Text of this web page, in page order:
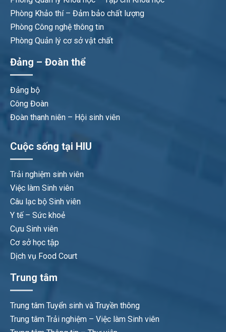
Phòng Khảo thí – Đảm bảo chất lượng
Phòng Công nghệ thông tin
Phòng Quản lý cơ sở vật chất
Đảng – Đoàn thể
Đảng bộ
Công Đoàn
Đoàn thanh niên – Hội sinh viên
Cuộc sống tại HIU
Trải nghiệm sinh viên
Việc làm Sinh viên
Câu lạc bộ Sinh viên
Y tế – Sức khoẻ
Cựu Sinh viên
Cơ sở học tập
Dịch vụ Food Court
Trung tâm
Trung tâm Tuyển sinh và Truyền thông
Trung tâm Trải nghiệm – Việc làm Sinh viên